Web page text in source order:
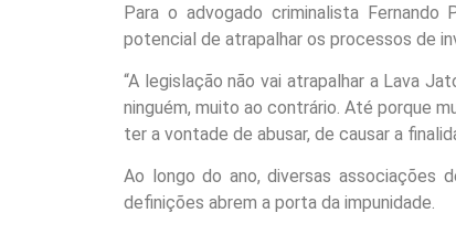
Para o advogado criminalista
potencial de atrapalhar os processos de
“A legislação não vai atrapalhar a Lava
ninguém, muito ao contrário. Até porque
ter a vontade de abusar, de causar a
Ao longo do ano, diversas associações
definições abrem a porta da impunidade.